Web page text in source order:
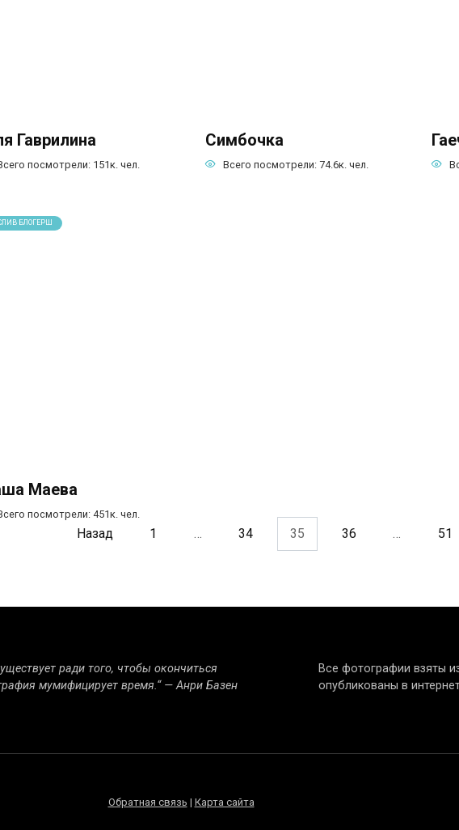
Гаврилина
посмотрели: 151к. чел.
Симбочка
Всего посмотрели: 74.6к. чел.
БЛОГЕРШ
Маева
посмотрели: 451к. чел.
Назад 1 … 34 35 36 … 51
ради того, чтобы окончиться
мумифицирует время.“ — Анри Базен
Все фотографии взяты
опубликованы в
Обратная связь | Карта сайта